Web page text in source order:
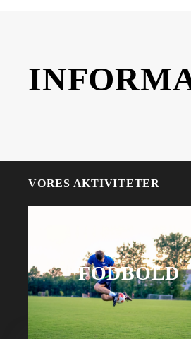
VORES AKTIVITETER
FODBOLD